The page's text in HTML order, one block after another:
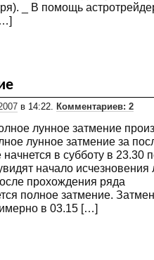
_ В помощь
в 14:22. Комментариев: 2
лунное затмение
лунное затмение за
в субботу в 23.30
начало исчезновения
прохождения ряда
полное затмение.
в 03.15 […]